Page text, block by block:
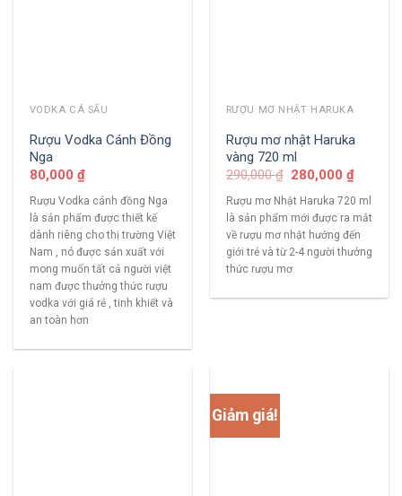
VODKA CÁ SẤU
Rượu Vodka Cánh Đồng
Nga
80,000 ₫
Rượu Vodka cánh đồng Nga
là sản phẩm được thiết kế
dành riêng cho thị trường Việt
Nam , nó được sản xuất với
mong muốn tất cả người việt
nam được thưởng thức rượu
vodka với giá rẻ , tinh khiết và
an toàn hơn
RƯỢU MƠ NHẬT HARUKA
Rượu mơ nhật Haruka
vàng 720 ml
290,000₫ 280,000₫
Rượu mơ Nhật Haruka 720 ml
là sản phẩm mới được ra mắt
về rượu mơ nhật hướng đến
giới trẻ và từ 2-4 người thưởng
thức rượu mơ
Giảm giá!